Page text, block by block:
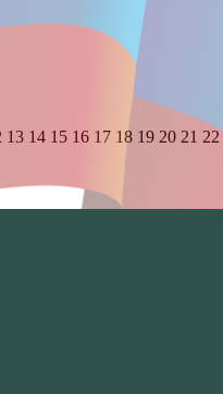
13 14 15 16 17 18 19 20 21 22